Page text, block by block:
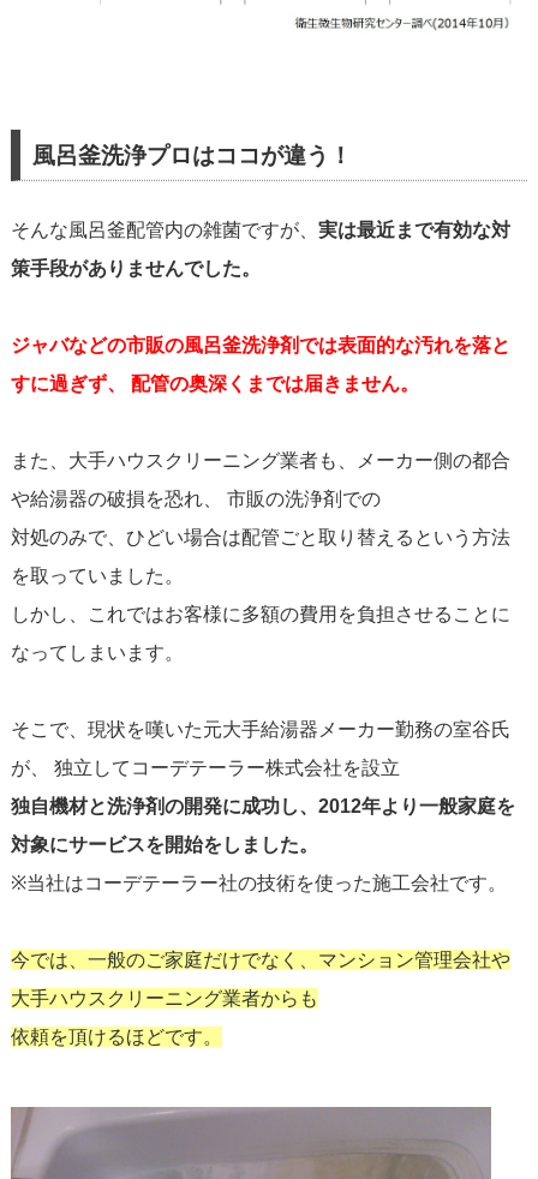
風呂釜洗浄プロはココが違う！
そんな風呂釜配管内の雑菌ですが、 実は最近まで有効な対
策手段がありませんでした。
ジャバなどの市販の風呂釜洗浄剤では表面的な汚れを落と
すに過ぎず、
配管の奥深くまでは届きません。
また、大手ハウスクリーニング業者も、メーカー側の都合
や給湯器の破損を恐れ、 市販の洗浄剤での
対処のみで、ひどい場合は配管ごと取り替えるという方法
を取っていました。
しかし、これではお客様に多額の費用を負担させることに
なってしまいます。
そこで、現状を嘆いた元大手給湯器メーカー勤務の室谷氏
が、 独立してコーデテーラー株式会社を設立
独自機材と洗浄剤の開発に成功し、2012年より一般家庭を
対象にサービスを開始をしました。
※当社はコーデテーラー社の技術を使った施工会社です。
今では、一般のご家庭だけでなく、 マンション管理会社や
大手ハウスクリーニング業者からも
依頼を頂けるほどです。